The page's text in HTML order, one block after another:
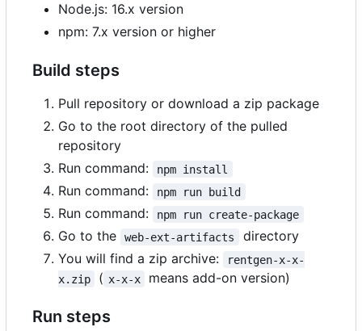
Node.js: 16.x version
npm: 7.x version or higher
Build steps
Pull repository or download a zip package
Go to the root directory of the pulled
repository
Run command:
npm install
Run command: npm run build
Run command: npm run create-package
Go to the web-ext-artifacts
directory
You will find a zip archive:
rentgen-x-x-
x.zip
( x-x-x means add-on version)
Run steps